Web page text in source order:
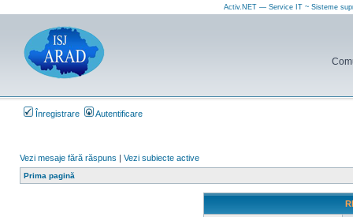
Activ.NET — Service IT ~ Sisteme
Înregistrare Autentificare
Vezi mesaje fără răspuns | Vezi subiecte active
Prima pagină